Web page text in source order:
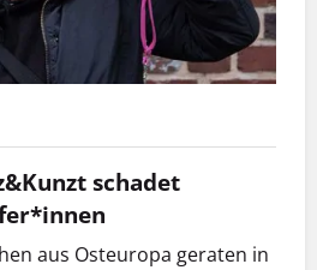
schadet
aus Osteuropa geraten in